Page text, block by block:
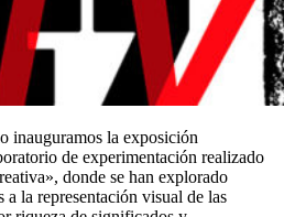
inauguramos la exposición
de experimentación realizado
donde se han explorado
a la representación visual de las